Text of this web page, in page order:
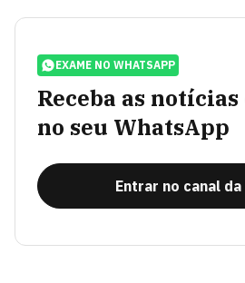
EXAME NO WHATSAPP
Receba as notícias
no seu WhatsApp
Entrar no canal da